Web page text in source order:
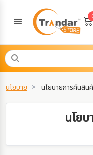
นโยบาย นโยบายการคืนสิน
นโย